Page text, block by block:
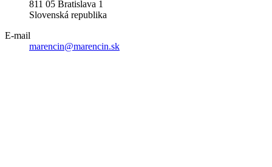
811 05 Bratislava 1
Slovenská republika
E-mail
marencin@marencin.sk